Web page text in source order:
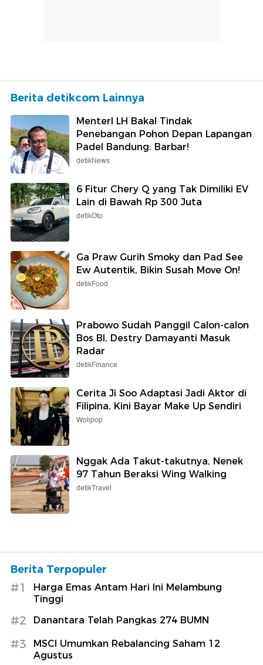
Berita detikcom Lainnya
MenterI LH Bakal Tindak
Penebangan Pohon Depan Lapangan
Padel Bandung: Barbar!
detikNews
6 Fitur Chery Q yang Tak Dimiliki EV
Lain di Bawah Rp 300 Juta
detikOto
Ga Praw Gurih Smoky dan Pad See
Ew Autentik, Bikin Susah Move On!
detikFood
Prabowo Sudah Panggil Calon-calon
Bos BI, Destry Damayanti Masuk
Radar
detikFinance
Cerita Ji Soo Adaptasi Jadi Aktor di
Filipina, Kini Bayar Make Up Sendiri
Wolipop
Nggak Ada Takut-takutnya, Nenek
97 Tahun Beraksi Wing Walking
detikTravel
Berita Terpopuler
#1
Harga Emas Antam Hari Ini Melambung
Tinggi
#2 Danantara Telah Pangkas 274 BUMN
#3
MSCI Umumkan Rebalancing Saham 12
Agustus